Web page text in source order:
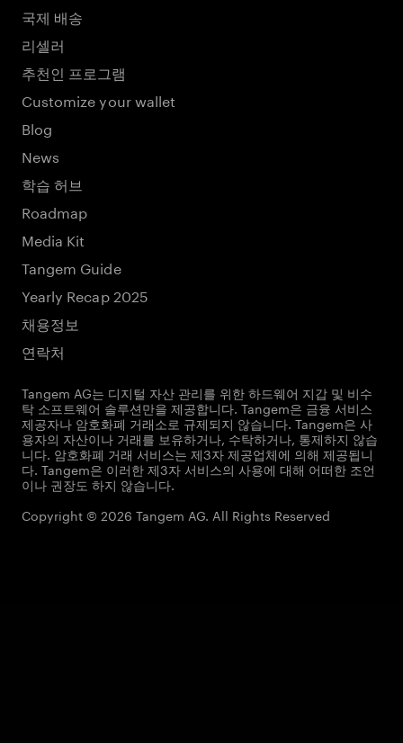
국제 배송
리셀러
추천인 프로그램
Customize your wallet
Blog
News
학습 허브
Roadmap
Media Kit
Tangem Guide
Yearly Recap 2025
채용정보
연락처
Tangem AG는 디지털 자산 관리를 위한 하드웨어 지갑 및 비수
탁 소프트웨어 솔루션만을 제공합니다. Tangem은 금융 서비스
제공자나 암호화폐 거래소로 규제되지 않습니다. Tangem은 사
용자의 자산이나 거래를 보유하거나, 수탁하거나, 통제하지 않습
니다. 암호화폐 거래 서비스는 제3자 제공업체에 의해 제공됩니
다. Tangem은 이러한 제3자 서비스의 사용에 대해 어떠한 조언
이나 권장도 하지 않습니다.